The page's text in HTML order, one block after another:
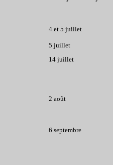
4 et 5 juillet
5 juillet
14 juillet
2 août
6 septembre